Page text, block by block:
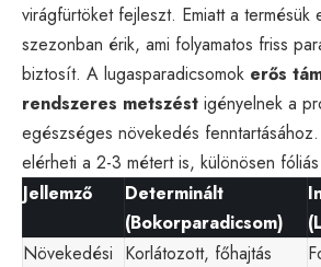
virágfürtöket fejleszt. Emiatt a termésük
szezonban érik, ami folyamatos friss
biztosít. A lugasparadicsomok erős
rendszeres metszést igényelnek a
egészséges növekedés
elérheti a 2-3 métert is, különösen
Jellemző
Determinált
(Bokorparadicsom)
Növekedési Korlátozott, főhajtás